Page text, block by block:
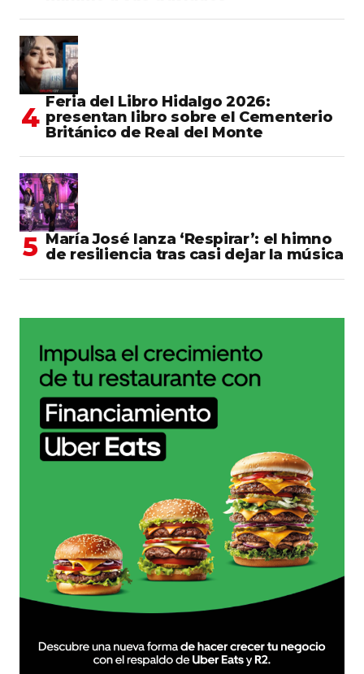
Feria del Libro Hidalgo 2026:
presentan libro sobre el Cementerio
Británico de Real del Monte
María José lanza ‘Respirar’: el himno
de resiliencia tras casi dejar la música